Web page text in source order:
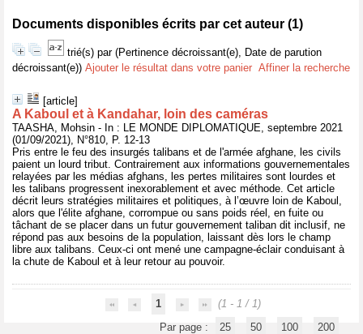
Documents disponibles écrits par cet auteur (1)
trié(s) par (Pertinence décroissant(e), Date de parution
décroissant(e)) Ajouter le résultat dans votre panier Affiner la recherche
[article]
A Kaboul et à Kandahar, loin des caméras
TAASHA, Mohsin - In : LE MONDE DIPLOMATIQUE, septembre 2021
(01/09/2021), N°810, P. 12-13
Pris entre le feu des insurgés talibans et de l'armée afghane, les civils
paient un lourd tribut. Contrairement aux informations gouvernementales
relayées par les médias afghans, les pertes militaires sont lourdes et
les talibans progressent inexorablement et avec méthode. Cet article
décrit leurs stratégies militaires et politiques, à l’œuvre loin de Kaboul,
alors que l'élite afghane, corrompue ou sans poids réel, en fuite ou
tâchant de se placer dans un futur gouvernement taliban dit inclusif, ne
répond pas aux besoins de la population, laissant dès lors le champ
libre aux talibans. Ceux-ci ont mené une campagne-éclair conduisant à
la chute de Kaboul et à leur retour au pouvoir.
1
(1 - 1 / 1)
Par page :
25 50 100 200